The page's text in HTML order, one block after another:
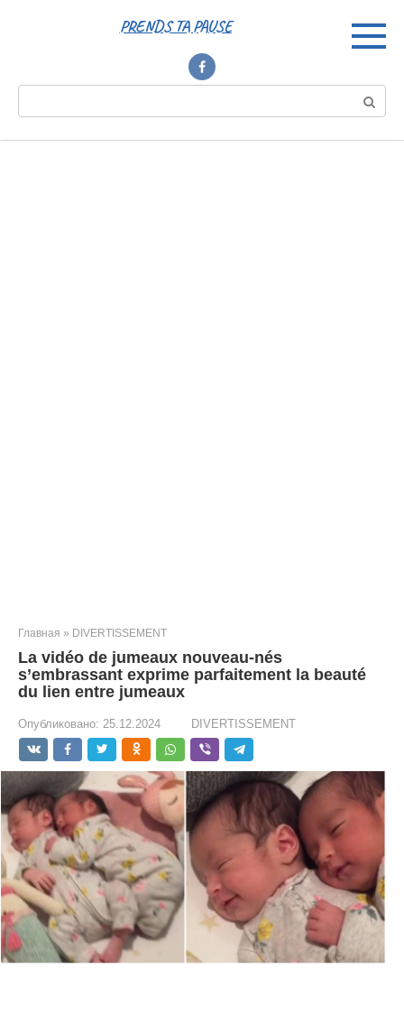
PRENDS TA PAUSE
Главная » DIVERTISSEMENT
La vidéo de jumeaux nouveau-nés
s’embrassant exprime parfaitement la beauté
du lien entre jumeaux
Опубликовано: 25.12.2024 DIVERTISSEMENT